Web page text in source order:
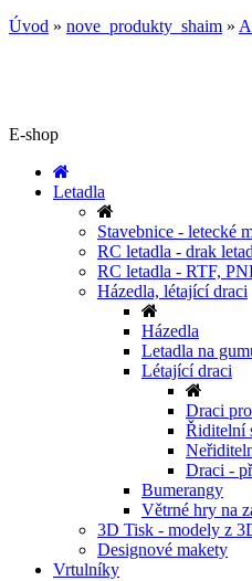
Úvod » nove_produkty_shaim »
E-shop
Letadla
Stavebnice - letecké
RC letadla - drak
RC letadla - RTF,
Házedla, létající draci
Házedla
Letadla na
Létající draci
Draci
Řiditelní
Draci -
Bumerangy
Větrné hry na
3D Tisk - modely z
Designové makety
Vrtulníky